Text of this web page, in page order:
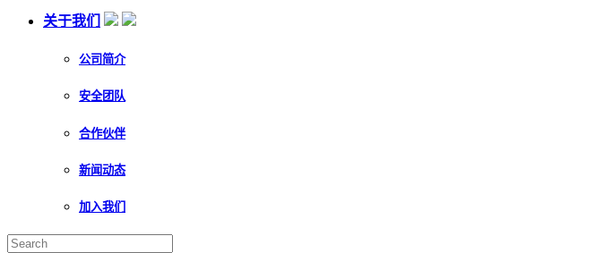
关于我们
公司简介
安全团队
合作伙伴
新闻动态
加入我们